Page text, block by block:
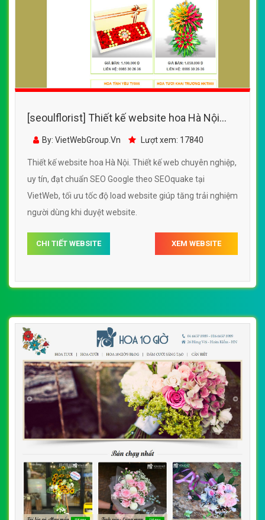
[seoulflorist] Thiết kế website hoa Hà Nội
đẹp, chuyên nghiệp chuẩn SEO
By: VietWebGroup.Vn Lượt xem: 17840
Thiết kế website hoa Hà Nội. Thiết kế web chuyên nghiệp,
uy tín, đạt chuẩn SEO Google theo SEOquake tại
VietWeb, tối ưu tốc độ load website giúp tăng trải nghiệm
người dùng khi duyệt website.
CHI TIẾT WEBSITE XEM WEBSITE